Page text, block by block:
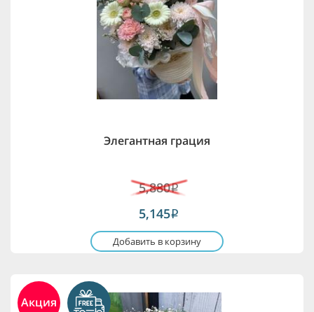
Элегантная грация
5,880i
5,145i
Добавить в корзину
Акция